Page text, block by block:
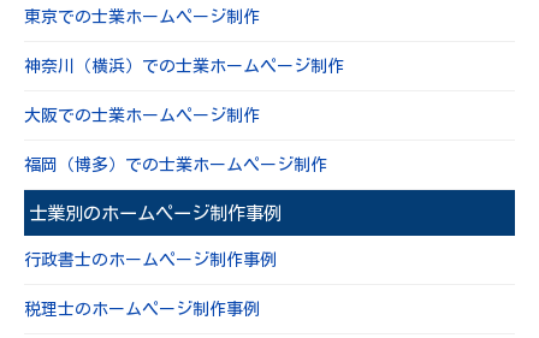
東京での士業ホームページ制作
神奈川（横浜）での士業ホームページ制作
大阪での士業ホームページ制作
福岡（博多）での士業ホームページ制作
士業別のホームページ制作事例
行政書士のホームページ制作事例
税理士のホームページ制作事例